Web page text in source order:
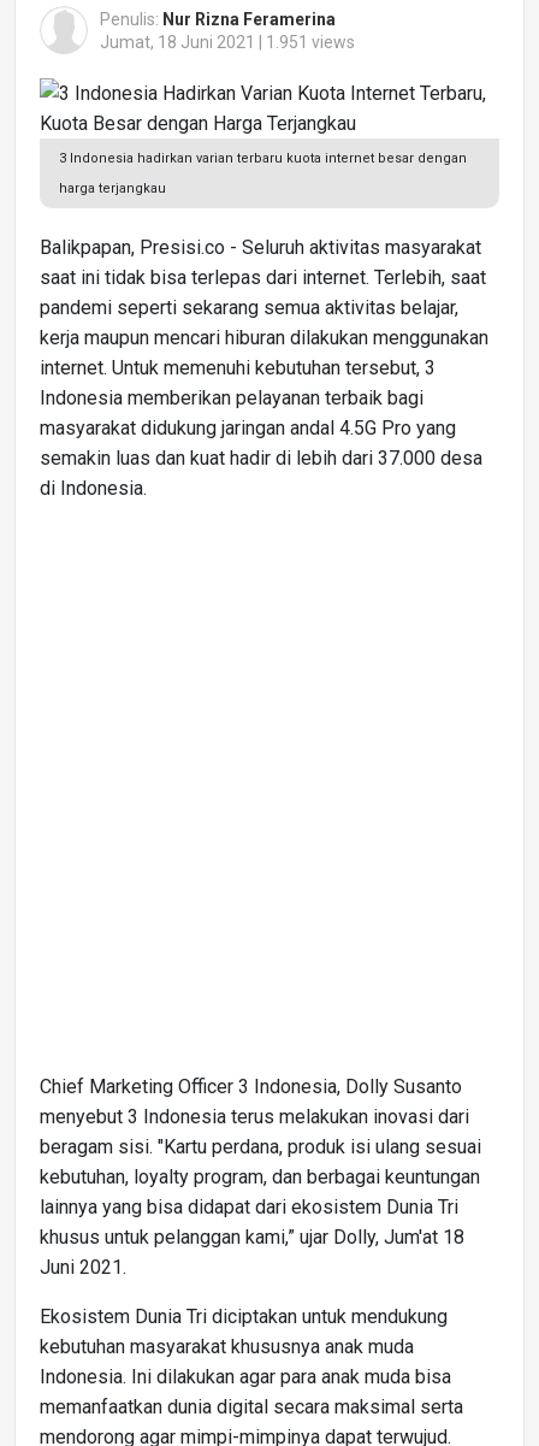
Penulis: Nur Rizna Feramerina
Jumat, 18 Juni 2021 | 1.951 views
3 Indonesia hadirkan varian terbaru kuota internet besar dengan
harga terjangkau
Balikpapan, Presisi.co - Seluruh aktivitas masyarakat
saat ini tidak bisa terlepas dari internet. Terlebih, saat
pandemi seperti sekarang semua aktivitas belajar,
kerja maupun mencari hiburan dilakukan menggunakan
internet. Untuk memenuhi kebutuhan tersebut, 3
Indonesia memberikan pelayanan terbaik bagi
masyarakat didukung jaringan andal 4.5G Pro yang
semakin luas dan kuat hadir di lebih dari 37.000 desa
di Indonesia.
Chief Marketing Officer 3 Indonesia, Dolly Susanto
menyebut 3 Indonesia terus melakukan inovasi dari
beragam sisi. "Kartu perdana, produk isi ulang sesuai
kebutuhan, loyalty program, dan berbagai keuntungan
lainnya yang bisa didapat dari ekosistem Dunia Tri
khusus untuk pelanggan kami,” ujar Dolly, Jum'at 18
Juni 2021.
Ekosistem Dunia Tri diciptakan untuk mendukung
kebutuhan masyarakat khususnya anak muda
Indonesia. Ini dilakukan agar para anak muda bisa
memanfaatkan dunia digital secara maksimal serta
mendorong agar mimpi-mimpinya dapat terwujud.